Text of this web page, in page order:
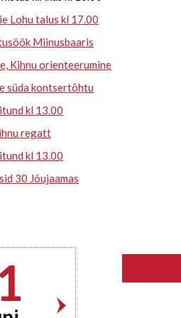
Lohu talus kl 17.00
Miinusbaaris
Kihnu orienteerumine
süda kontsertõhtu
kl 13.00
regatt
kl 13.00
30 Jõujaamas